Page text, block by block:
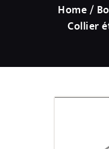
Home
Collier